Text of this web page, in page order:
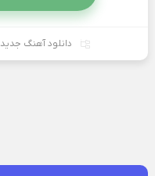
دانلود آهنگ جدید